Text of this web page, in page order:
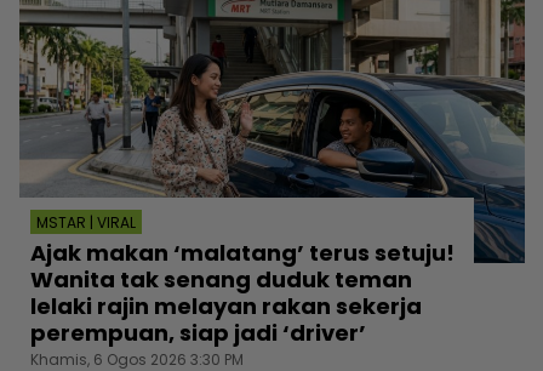
MSTAR | VIRAL
Ajak makan ‘malatang’ terus setuju!
Wanita tak senang duduk teman
lelaki rajin melayan rakan sekerja
perempuan, siap jadi ‘driver’
Khamis, 6 Ogos 2026 3:30 PM